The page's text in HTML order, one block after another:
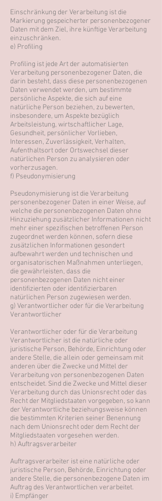
Einschränkung der Verarbeitung ist die
Markierung gespeicherter personenbezogener
Daten mit dem Ziel, ihre künftige Verarbeitung
einzuschränken.
e) Profiling
Profiling ist jede Art der automatisierten
Verarbeitung personenbezogener Daten, die
darin besteht, dass diese personenbezogenen
Daten verwendet werden, um bestimmte
persönliche Aspekte, die sich auf eine
natürliche Person beziehen, zu bewerten,
insbesondere, um Aspekte bezüglich
Arbeitsleistung, wirtschaftlicher Lage,
Gesundheit, persönlicher Vorlieben,
Interessen, Zuverlässigkeit, Verhalten,
Aufenthaltsort oder Ortswechsel dieser
natürlichen Person zu analysieren oder
vorherzusagen.
f) Pseudonymisierung
Pseudonymisierung ist die Verarbeitung
personenbezogener Daten in einer Weise, auf
welche die personenbezogenen Daten ohne
Hinzuziehung zusätzlicher Informationen nicht
mehr einer spezifischen betroffenen Person
zugeordnet werden können, sofern diese
zusätzlichen Informationen gesondert
aufbewahrt werden und technischen und
organisatorischen Maßnahmen unterliegen,
die gewährleisten, dass die
personenbezogenen Daten nicht einer
identifizierten oder identifizierbaren
natürlichen Person zugewiesen werden.
g) Verantwortlicher oder für die Verarbeitung
Verantwortlicher
Verantwortlicher oder für die Verarbeitung
Verantwortlicher ist die natürliche oder
juristische Person, Behörde, Einrichtung oder
andere Stelle, die allein oder gemeinsam mit
anderen über die Zwecke und Mittel der
Verarbeitung von personenbezogenen Daten
entscheidet. Sind die Zwecke und Mittel dieser
Verarbeitung durch das Unionsrecht oder das
Recht der Mitgliedstaaten vorgegeben, so kann
der Verantwortliche beziehungsweise können
die bestimmten Kriterien seiner Benennung
nach dem Unionsrecht oder dem Recht der
Mitgliedstaaten vorgesehen werden.
h) Auftragsverarbeiter
Auftragsverarbeiter ist eine natürliche oder
juristische Person, Behörde, Einrichtung oder
andere Stelle, die personenbezogene Daten im
Auftrag des Verantwortlichen verarbeitet.
i) Empfänger